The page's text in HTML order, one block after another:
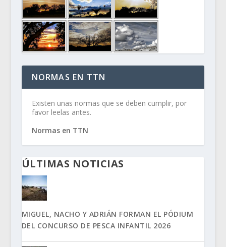
NORMAS EN TTN
Existen unas normas que se deben cumplir, por
favor leelas antes.
Normas en TTN
ÚLTIMAS NOTICIAS
MIGUEL, NACHO Y ADRIÁN FORMAN EL PÓDIUM
DEL CONCURSO DE PESCA INFANTIL 2026